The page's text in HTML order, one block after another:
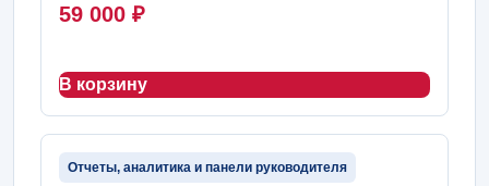
59 000 ₽
В корзину
Отчеты, аналитика и панели руководителя